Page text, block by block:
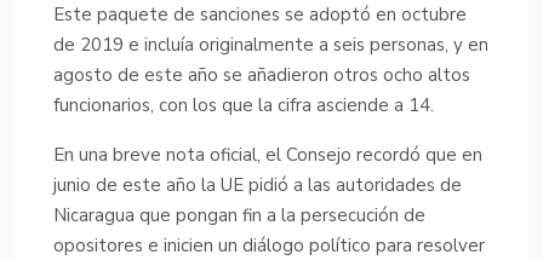
Este paquete de sanciones se adoptó en octubre
de 2019 e incluía originalmente a seis personas, y en
agosto de este año se añadieron otros ocho altos
funcionarios, con los que la cifra asciende a 14.
En una breve nota oficial, el Consejo recordó que en
junio de este año la UE pidió a las autoridades de
Nicaragua que pongan fin a la persecución de
opositores e inicien un diálogo político para resolver